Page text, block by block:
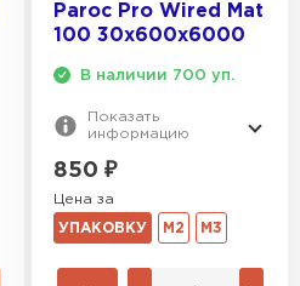
Paroc Pro Wired Mat
100 30х600х6000
В наличии 700 уп.
Показать
информацию
850 ₽
Цена за
УПАКОВКУ М2 М3